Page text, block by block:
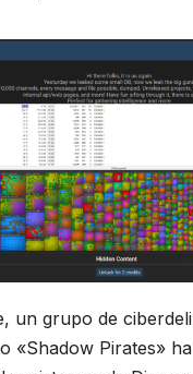
un grupo de
«Shadow Pirates»